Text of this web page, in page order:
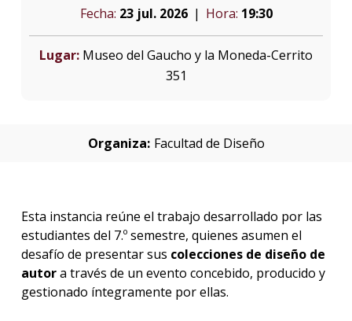
Fecha: 23 jul. 2026 Hora: 19:30
Lugar: Museo del Gaucho y la Moneda-Cerrito
351
Organiza: Facultad de Diseño
Esta instancia reúne el trabajo desarrollado por las
estudiantes del 7.º semestre, quienes asumen el
desafío de presentar sus colecciones de diseño de
autora través de un evento concebido, producido y
gestionado íntegramente por ellas.